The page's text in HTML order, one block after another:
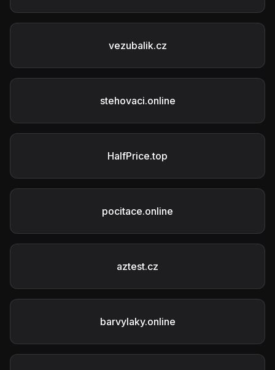
vezubalik.cz
stehovaci.online
HalfPrice.top
pocitace.online
aztest.cz
barvylaky.online